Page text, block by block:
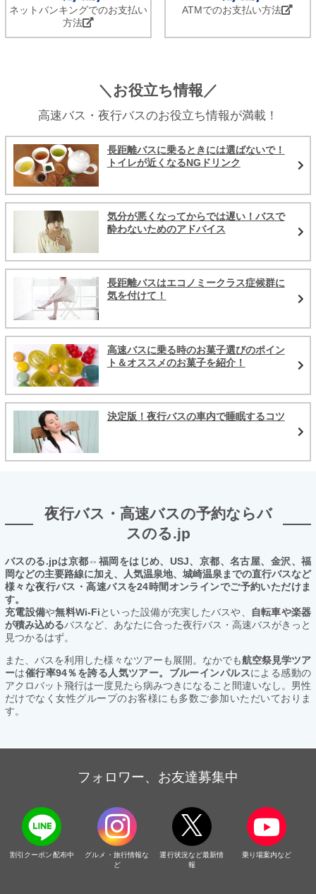
ネットバンキングでのお支払い
方法
ATMでのお支払い方法
＼お役立ち情報／
高速バス・夜行バスのお役立ち情報が満載！
長距離バスに乗るときには選ばないで！
トイレが近くなるNGドリンク
気分が悪くなってからでは遅い！バスで
酔わないためのアドバイス
長距離バスはエコノミークラス症候群に
気を付けて！
高速バスに乗る時のお菓子選びのポイン
ト＆オススメのお菓子を紹介！
決定版！夜行バスの車内で睡眠するコツ
夜行バス・高速バスの予約ならバ
スのる.jp
バスのる.jpは京都⇔福岡をはじめ、USJ、京都、名古屋、金沢、福
岡などの主要路線に加え、人気温泉地、城崎温泉までの直行バスなど
様々な夜行バス・高速バスを24時間オンラインでご予約いただけま
す。
充電設備や無料Wi-Fiといった設備が充実したバスや、
自転車や楽器
が積み込めるバスなど、あなたに合った夜行バス・高速バスがきっと
見つかるはず。
また、バスを利用した様々なツアーも展開。なかでも航空祭見学ツア
ーは催行率94％を誇る人気ツアー。ブルーインパルスによる感動の
アクロバット飛行は一度見たら病みつきになること間違いなし。男性
だけでなく女性グループのお客様にも多数ご参加いただいておりま
す。
フォロワー、お友達募集中
割引クーポン配布中
グルメ・旅行情報な
ど
運行状況など最新情
報
乗り場案内など